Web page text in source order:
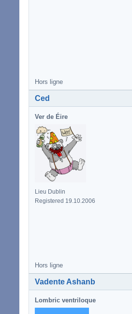
Hors ligne
Ced
Ver de Éire
Lieu Dublin
Registered 19.10.2006
Hors ligne
Vadente Ashanb
Lombric ventriloque